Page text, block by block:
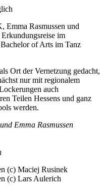
Emma Rasmussen und
im
of Arts im Tanz
Ort der Vernetzung gedacht,
nur mit regionalem
auch
Teilen Hessens und ganz
werden.
Emma Rasmussen